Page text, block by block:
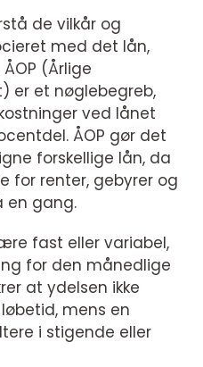
de vilkår og
med det lån,
(Årlige
er et nøglebegreb,
ved lånet
ÅOP gør det
forskellige lån, da
for renter, gebyrer og
en gang.
fast eller variabel,
for den månedlige
at ydelsen ikke
mens en
i stigende eller